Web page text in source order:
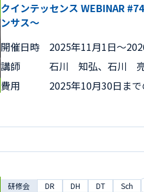
クインテッセンス WEBINAR
ンサス～
開催日時
2025年11月1日〜
講師
石川 知弘、石川
費用
2025年10月30日ま
研修会 DR DH DT Sch